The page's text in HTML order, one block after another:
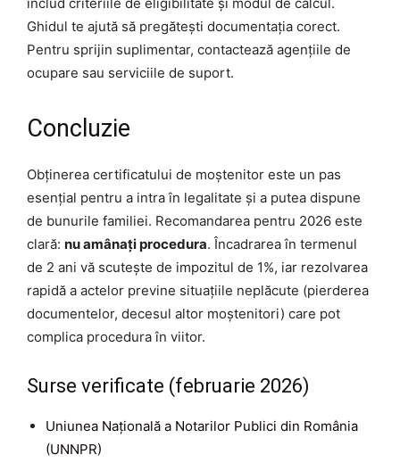
Ghidul te ajută să pregătești documentația corect.
Pentru sprijin suplimentar, contactează agențiile de
ocupare sau serviciile de suport.
Concluzie
Obținerea certificatului de moștenitor este un pas
esențial pentru a intra în legalitate și a putea dispune
de bunurile familiei. Recomandarea pentru 2026 este
clară: nu amânați procedura. Încadrarea în termenul
de 2 ani vă scutește de impozitul de 1%, iar rezolvarea
rapidă a actelor previne situațiile neplăcute (pierderea
documentelor, decesul altor moștenitori) care pot
complica procedura în viitor.
Surse verificate (februarie 2026)
Uniunea Națională a Notarilor Publici din România
(UNNPR)